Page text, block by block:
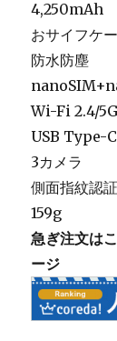
4,250mAh
おサイフケ
防水防塵
Wi-Fi 2.4/
USB Type-C
3カメラ
側面指紋認証
159g
急ぎ注文は
ージ